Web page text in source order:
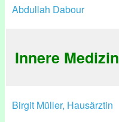
Abdullah Dabour
Innere Medizin
Birgit Müller, Hausärztin